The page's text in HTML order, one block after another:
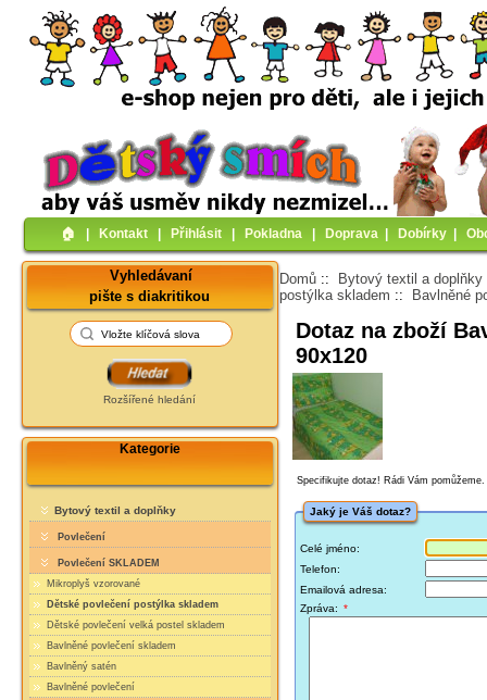
🏠︎ Kontakt Přihlásit Pokladna Doprava Dobírky
Vyhledávaní
pište s diakritikou
Rozšířené hledání
Kategorie
Bytový textil a doplňky
Povlečení
Povlečení SKLADEM
Mikroplyš vzorované
Dětské povlečení postýlka skladem
Dětské povlečení velká postel skladem
Bavlněné povlečení skladem
Bavlněný satén
Bavlněné povlečení
Domů :: Bytový textil a doplňky
postýlka skladem :: Bavlněné
Dotaz na zboží
90x120
Specifikujte dotaz! Rádi Vám pomůžeme.
Jaký je Váš dotaz?
Celé jméno:
Telefon:
Emailová adresa:
Zpráva: *